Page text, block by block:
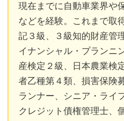
現在までに自動車業界や
などを経験。これまで取
記３級、３級知的財産管
イナンシャル・プランニ
産検定２級、日本農業検
者乙種第４類、損害保険
ランナー、シニア・ライ
クレジット債権管理士、